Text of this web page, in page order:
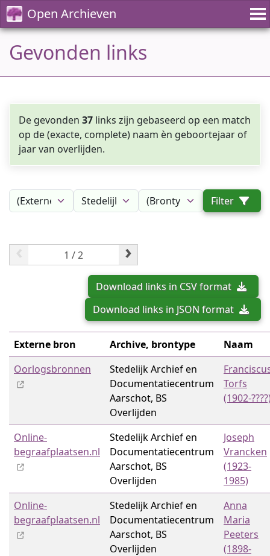
Open Archieven
Gevonden links
De gevonden 37 links zijn gebaseerd op een match
op de (exacte, complete) naam èn geboortejaar of
jaar van overlijden.
Filter
‹ ›
Download links in CSV format
Download links in JSON format
Externe bron Archive, brontype
Naam
Oorlogsbronnen
Stedelijk Archief en
Documentatiecentrum
Aarschot, BS
Overlijden
Torfs
(1902-
Online-
begraafplaatsen.nl
Stedelijk Archief en
Documentatiecentrum
Aarschot, BS
Overlijden
Joseph
Vrancken
(1923-
1985)
Online-
begraafplaatsen.nl
Stedelijk Archief en
Documentatiecentrum
Aarschot, BS
Overlijden
Anna
Maria
Peeters
(1898-